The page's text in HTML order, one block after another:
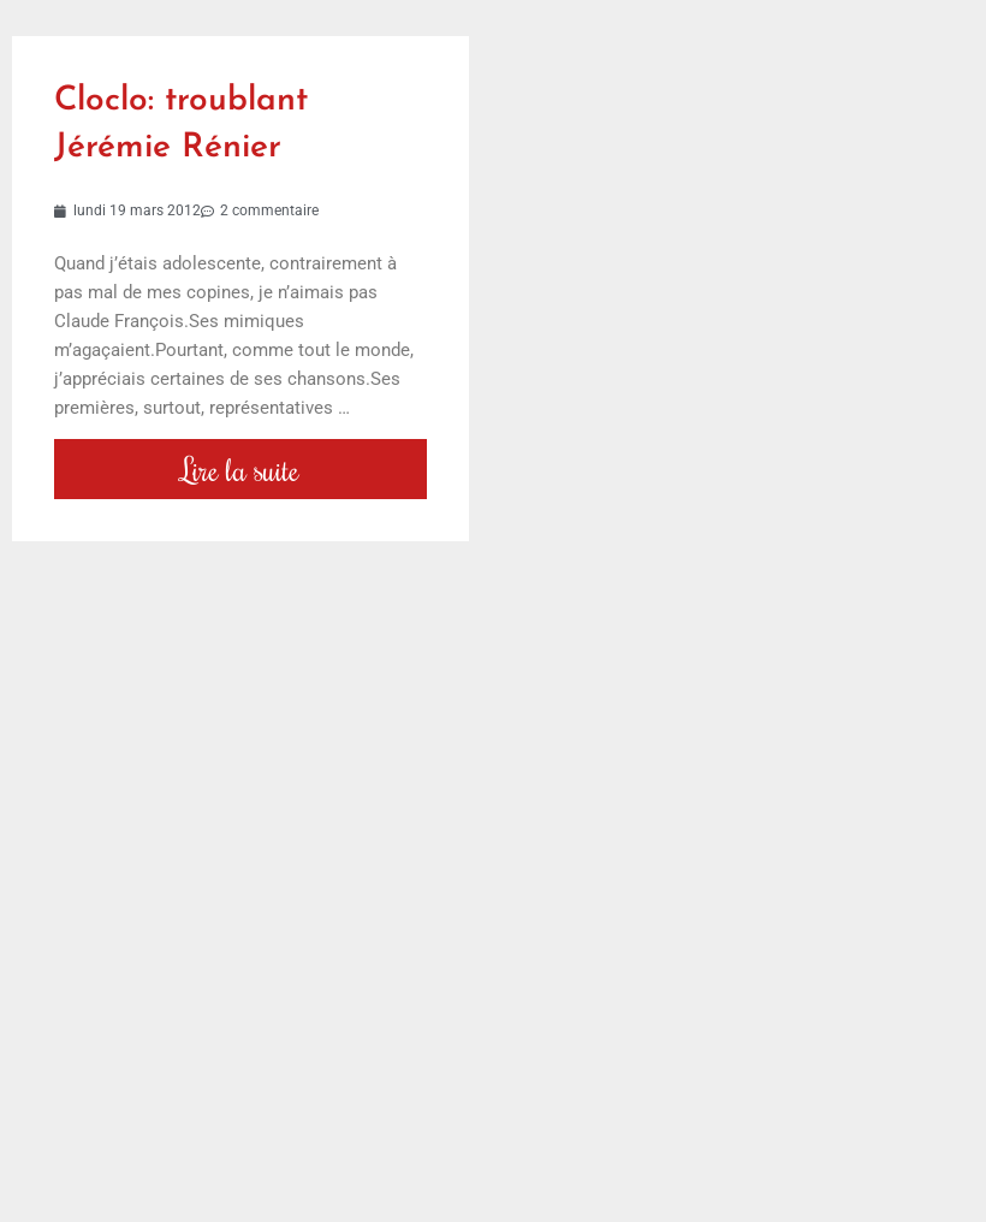
Cloclo: troublant
Jérémie Rénier
lundi 19 mars 2012 2 commentaire
Quand j’étais adolescente, contrairement à
pas mal de mes copines, je n’aimais pas
Claude François.Ses mimiques
m’agaçaient.Pourtant, comme tout le monde,
j’appréciais certaines de ses chansons.Ses
premières, surtout, représentatives …
Lire la suite